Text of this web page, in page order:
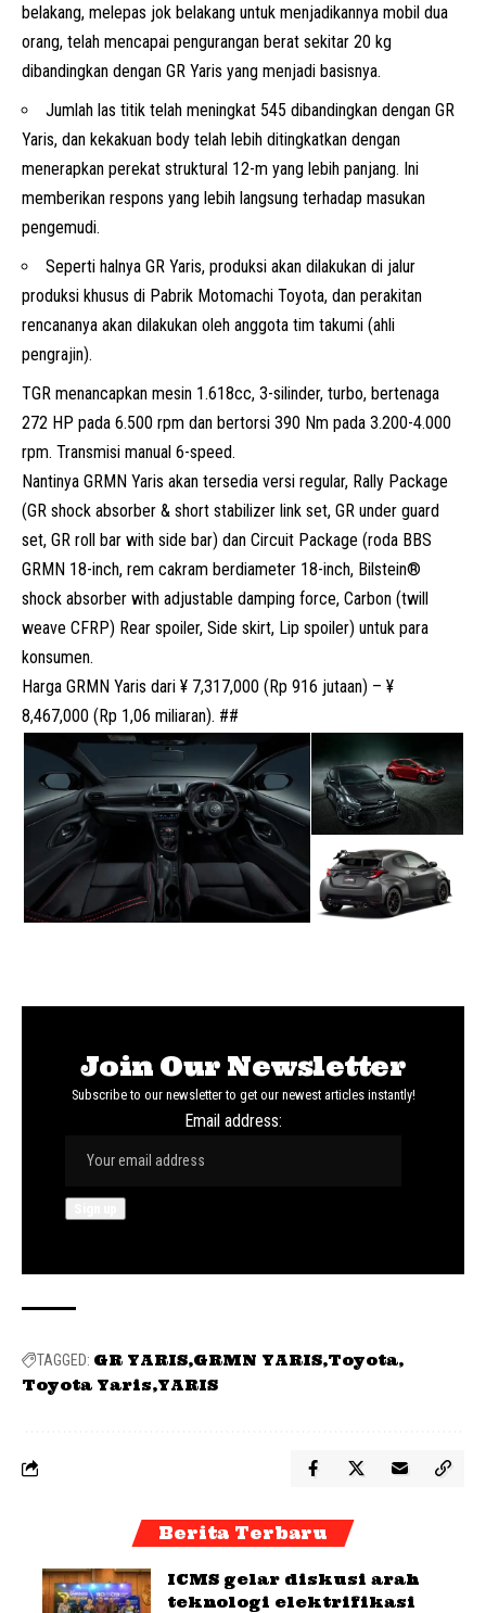
belakang, melepas jok belakang untuk menjadikannya mobil dua
orang, telah mencapai pengurangan berat sekitar 20 kg
dibandingkan dengan GR Yaris yang menjadi basisnya.
Jumlah las titik telah meningkat 545 dibandingkan dengan GR
Yaris, dan kekakuan body telah lebih ditingkatkan dengan
menerapkan perekat struktural 12-m yang lebih panjang. Ini
memberikan respons yang lebih langsung terhadap masukan
pengemudi.
Seperti halnya GR Yaris, produksi akan dilakukan di jalur
produksi khusus di Pabrik Motomachi Toyota, dan perakitan
rencananya akan dilakukan oleh anggota tim takumi (ahli
pengrajin).
TGR menancapkan mesin 1.618cc, 3-silinder, turbo, bertenaga
272 HP pada 6.500 rpm dan bertorsi 390 Nm pada 3.200-4.000
rpm. Transmisi manual 6-speed.
Nantinya GRMN Yaris akan tersedia versi regular, Rally Package
(GR shock absorber & short stabilizer link set, GR under guard
set, GR roll bar with side bar) dan Circuit Package (roda BBS
GRMN 18-inch, rem cakram berdiameter 18-inch, Bilstein®
shock absorber with adjustable damping force, Carbon (twill
weave CFRP) Rear spoiler, Side skirt, Lip spoiler) untuk para
konsumen.
Harga GRMN Yaris dari ¥ 7,317,000 (Rp 916 jutaan) – ¥
8,467,000 (Rp 1,06 miliaran). ##
Join Our Newsletter
Subscribe to our newsletter to get our newest articles instantly!
Email address:
TAGGED: GR YARIS GRMN YARIS Toyota
Toyota Yaris YARIS
Berita Terbaru
ICMS gelar diskusi arah
teknologi elektrifikasi